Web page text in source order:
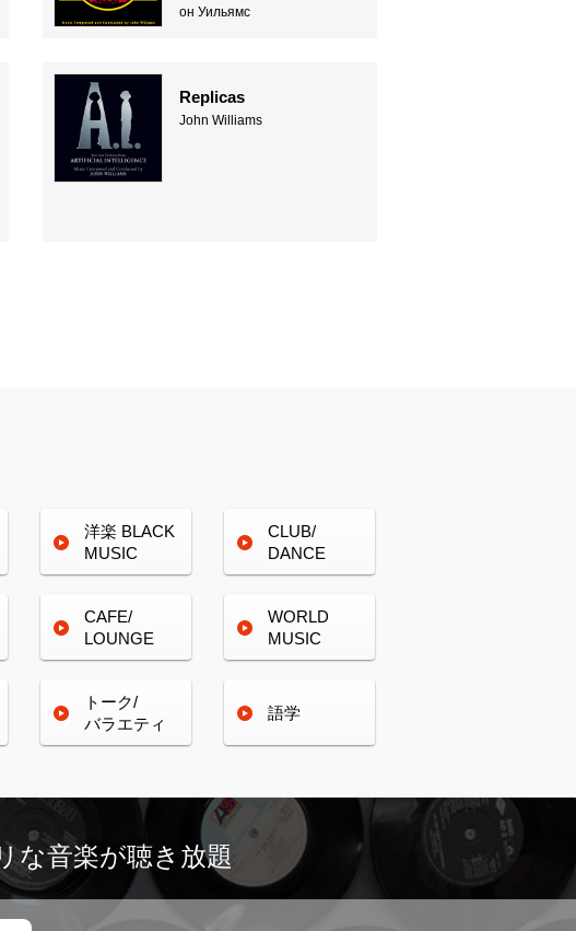
он Уильямс
Replicas
John Williams
洋楽 BLACK
MUSIC
CLUB/
DANCE
CAFE/
LOUNGE
WORLD
MUSIC
トーク/
バラエティ
語学
な音楽が聴き放題